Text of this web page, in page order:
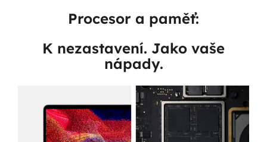
Procesor a paměť:
K nezastavení. Jako vaše
nápady.